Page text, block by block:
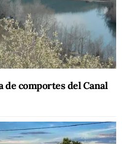
de comportes del Canal